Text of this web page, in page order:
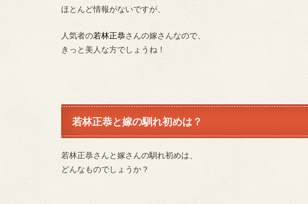
ほとんど情報がないですが、
人気者の若林正恭さんの嫁さんなので、
きっと美人な方でしょうね！
若林正恭と嫁の馴れ初めは？
若林正恭さんと嫁さんの馴れ初めは、
どんなものでしょうか？